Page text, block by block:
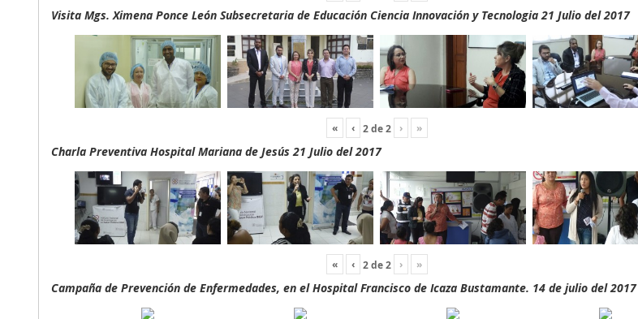
Visita Mgs. Ximena Ponce León Subsecretaria de Educación Ciencia Innovación y Tecnologia 21 Julio del 2017
« ‹ 2de2 › »
Charla Preventiva Hospital Mariana de Jesús 21 Julio del 2017
« ‹ 2de2 › »
Campaña de Prevención de Enfermedades, en el Hospital Francisco de Icaza Bustamante. 14 de julio del 2017